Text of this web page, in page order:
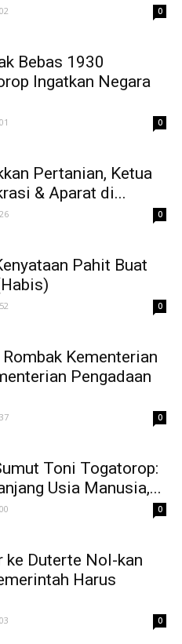
0
Bebas 1930
Ingatkan Negara
0
Pertanian, Ketua
& Aparat di...
0
Pahit Buat
0
Kementerian
Pengadaan
0
Toni Togatorop:
Usia Manusia,...
0
Duterte Nol-kan
Harus
0